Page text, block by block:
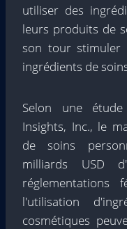
utiliser des
leurs produits de
son tour stimuler
ingrédients de
Selon une
Insights, Inc., le
de soins
milliards USD
réglementations
l'utilisation
cosmétiques